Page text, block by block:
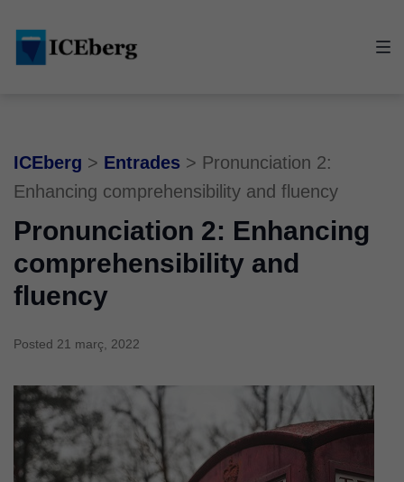
main
content
footer
ICEberg > Entrades > Pronunciation 2:
Enhancing comprehensibility and fluency
Pronunciation 2: Enhancing
comprehensibility and
fluency
Posted 21 març, 2022